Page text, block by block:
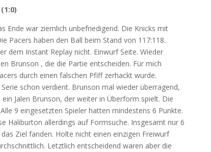
Ende war ziemlich unbefriedigend. Die Knicks mit
Pacers haben den Ball beim Stand von 117:118.
dem Instant Replay nicht. Einwurf Seite. Wieder
Brunson , die die Partie entscheiden. Für mich
durch einen falschen Pfiff zerhackt wurde.
schon verdient. Brunson mal wieder überragend,
Jalen Brunson, der weiter in Überform spielt. Die
9 eingesetzten Spieler hatten mindestens 6 Punkte.
Haliburton allerdings auf Formsuche. Insgesamt nur 6
Ziel fanden. Holte nicht einen einzigen Freiwurf
Letztlich entscheidend waren aber die